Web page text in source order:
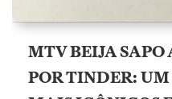
MTV BEIJA SAPO
POR TINDER: